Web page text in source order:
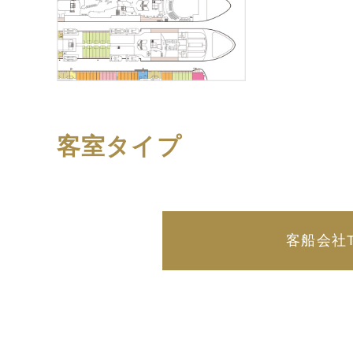
客室タイプ
客船会社